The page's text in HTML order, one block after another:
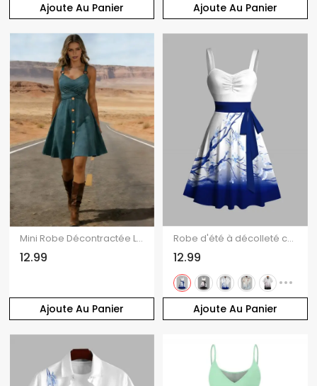
Ajoute Au Panier Ajoute Au Panier
Ajoute Au Panier
Mini Robe Décontractée Ligne A à Bretelle Croisée à Taille Haute
12.99
Ajoute Au Panier
Robe d'été à décolleté cœur, imprimé ombré de fleurs de prunier, buste froncé et ceinture, débardeur
12.99